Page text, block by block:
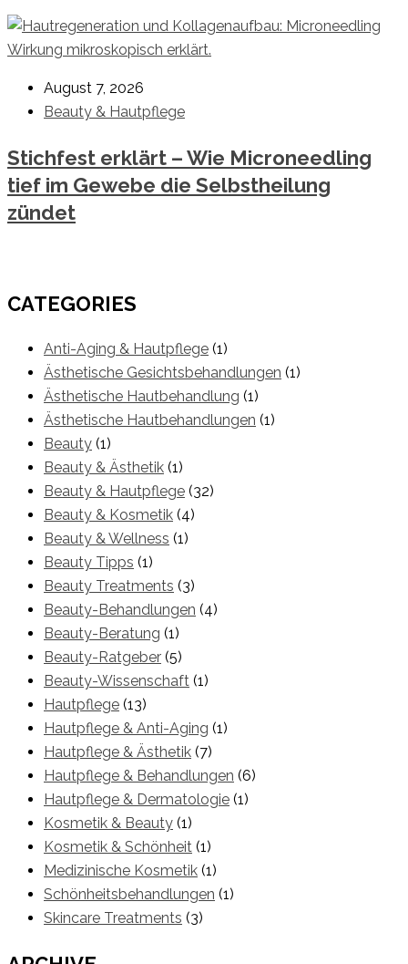
August 7, 2026
Beauty & Hautpflege
Stichfest erklärt – Wie Microneedling
tief im Gewebe die Selbstheilung
zündet
CATEGORIES
Anti-Aging & Hautpflege (1)
Ästhetische Gesichtsbehandlungen (1)
Ästhetische Hautbehandlung (1)
Ästhetische Hautbehandlungen (1)
Beauty (1)
Beauty & Ästhetik (1)
Beauty & Hautpflege (32)
Beauty & Kosmetik (4)
Beauty & Wellness (1)
Beauty Tipps (1)
Beauty Treatments (3)
Beauty-Behandlungen (4)
Beauty-Beratung (1)
Beauty-Ratgeber (5)
Beauty-Wissenschaft (1)
Hautpflege (13)
Hautpflege & Anti-Aging (1)
Hautpflege & Ästhetik (7)
Hautpflege & Behandlungen (6)
Hautpflege & Dermatologie (1)
Kosmetik & Beauty (1)
Kosmetik & Schönheit (1)
Medizinische Kosmetik (1)
Schönheitsbehandlungen (1)
Skincare Treatments (3)